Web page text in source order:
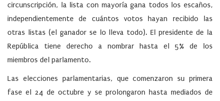
circunscripción, la lista con mayoría gana todos los escaños,
independientemente de cuántos votos hayan recibido las
otras listas (el ganador se lo lleva todo). El presidente de la
República tiene derecho a nombrar hasta el 5% de los
miembros del parlamento.
Las elecciones parlamentarias, que comenzaron su primera
fase el 24 de octubre y se prolongaron hasta mediados de